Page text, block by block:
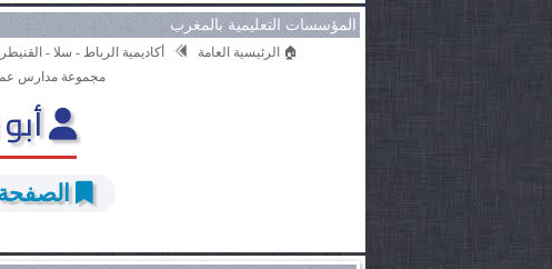
المؤسسات التعليمية بالمغرب
🏠 الرئيسية العامة أكاديمية الرباط - سلا -
مجموعة مدارس
الصفحة